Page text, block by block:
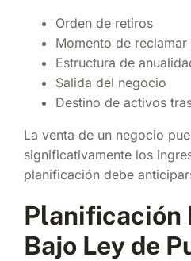
Orden de retiros
Momento de reclamar
Estructura de
Salida del negocio
Destino de activos
La venta de un negocio
significativamente los
planificación debe
Planificación
Bajo Ley de